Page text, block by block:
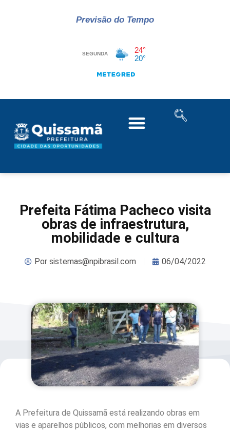
Previsão do Tempo
Prefeita Fátima Pacheco visita
obras de infraestrutura,
mobilidade e cultura
Porsistemas@npibrasil.com 06/04/2022
A Prefeitura de Quissamã está realizando obras em
vias e aparelhos públicos, com melhorias em diversos